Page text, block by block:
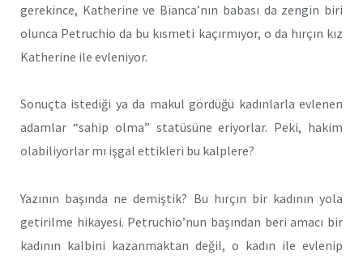
gerekince, Katherine ve Bianca’nın babası da zengin biri
olunca Petruchio da bu kısmeti kaçırmıyor, o da hırçın kız
Katherine ile evleniyor.
Sonuçta istediği ya da makul gördüğü kadınlarla evlenen
adamlar “sahip olma” statüsüne eriyorlar. Peki, hakim
olabiliyorlar mı işgal ettikleri bu kalplere?
Yazının başında ne demiştik? Bu hırçın bir kadının yola
getirilme hikayesi. Petruchio’nun başından beri amacı bir
kadının kalbini kazanmaktan değil, o kadın ile evlenip